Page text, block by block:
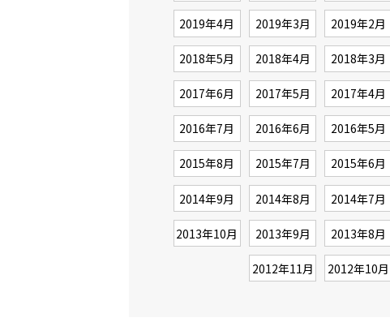
2019年4月 2019年3月 2019年2月
2018年5月 2018年4月 2018年3月
2017年6月 2017年5月 2017年4月
2016年7月 2016年6月 2016年5月
2015年8月 2015年7月 2015年6月
2014年9月 2014年8月 2014年7月
2013年10月 2013年9月 2013年8月
2012年11月 2012年10月